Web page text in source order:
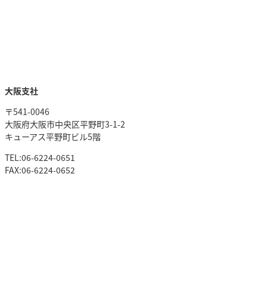
大阪支社
〒541-0046
大阪府大阪市中央区平野町3-1-2
キューアス平野町ビル5階
TEL:06-6224-0651
FAX:06-6224-0652